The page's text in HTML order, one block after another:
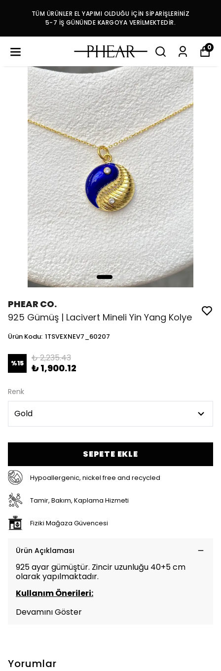
TÜM ÜRÜNLER EL YAPIMI OLDUĞU İÇİN SİPARİŞLERİNİZ
5-7 İŞ GÜNÜNDE KARGOYA VERİLMEKTEDİR.
0
PHEAR CO.
925 Gümüş | Lacivert Mineli Yin Yang Kolye
Ürün Kodu: 1TSVEXNEV7_60207
%15 ₺ 2,235.43
₺ 1,900.12
Renk
SEPETE EKLE
Hypoallergenic, nickel free and recycled
Tamir, Bakım, Kaplama Hizmeti
Fiziki Mağaza Güvencesi
Ürün Açıklaması
925 ayar gümüştür. Zincir uzunluğu 40+5 cm
olarak yapılmaktadır.
Kullanım Önerileri:
Devamını Göster
Yorumlar